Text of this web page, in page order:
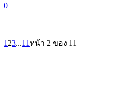
0
1 23...11หน้า 2 ของ 11